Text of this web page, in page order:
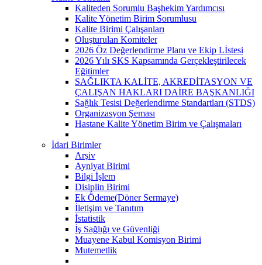
Kaliteden Sorumlu Başhekim Yardımcısı
Kalite Yönetim Birim Sorumlusu
Kalite Birimi Çalışanları
Oluşturulan Komiteler
2026 Öz Değerlendirme Planı ve Ekip Lİstesi
2026 Yılı SKS Kapsamında Gerçekleştirilecek
Eğitimler
SAĞLIKTA KALİTE, AKREDİTASYON VE
ÇALIŞAN HAKLARI DAİRE BAŞKANLIĞI
Sağlık Tesisi Değerlendirme Standartları (STDS)
Organizasyon Şeması
Hastane Kalite Yönetim Birim ve Çalışmaları
İdari Birimler
Arşiv
Ayniyat Birimi
Bilgi İşlem
Disiplin Birimi
Ek Ödeme(Döner Sermaye)
İletişim ve Tanıtım
İstatistik
İş Sağlığı ve Güvenliği
Muayene Kabul Komisyon Birimi
Mutemetlik